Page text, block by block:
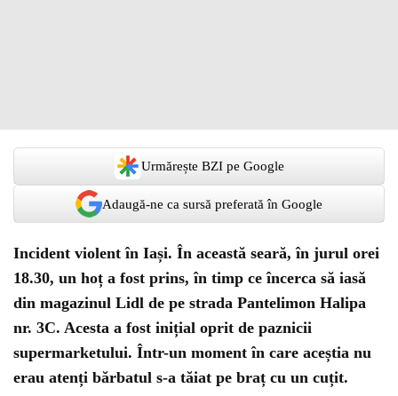
Urmărește BZI pe Google
Adaugă-ne ca sursă preferată în Google
Incident violent în Iași. În această seară, în jurul orei
18.30, un hoț a fost prins, în timp ce încerca să iasă
din magazinul Lidl de pe strada Pantelimon Halipa
nr. 3C. Acesta a fost inițial oprit de paznicii
supermarketului. Într-un moment în care aceștia nu
erau atenți bărbatul s-a tăiat pe braț cu un cuțit.